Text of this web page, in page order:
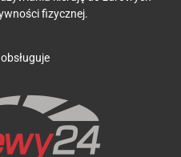
fizycznej.